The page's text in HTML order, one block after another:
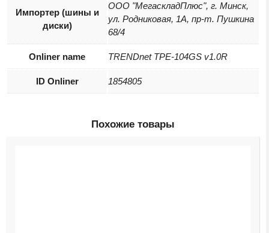
Импортер (шины и
диски)
ООО "МегаскладПлюс", г. Минск,
ул. Родниковая, 1А, пр-т. Пушкина
68/4
Onliner name TRENDnet TPE-104GS v1.0R
ID Onliner 1854805
Похожие товары